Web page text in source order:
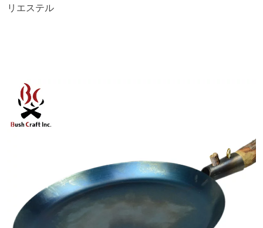
リエステル